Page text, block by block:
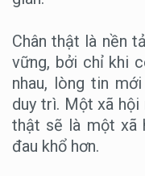
Chân thật là nền
vững, bởi chỉ khi
nhau, lòng tin
duy trì. Một xã hội
thật sẽ là một xã
đau khổ hơn.